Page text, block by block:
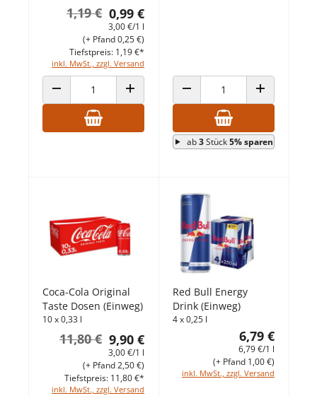
0,99 €
1,19 €
3,00 €/1 l
inkl. MwSt., zzgl. Versand
(+ Pfand 0,25 €)
Tiefstpreis: 1,19 €*
ANZAHL VERRINGERNANZAHL ERHÖHENANZAHL VERRINGERNANZAHL
ab3Stück5% sparen
Coca-Cola Original
Taste Dosen (Einweg)
10 x 0,33 l
9,90 €
11,80 €
3,00 €/1 l
inkl. MwSt., zzgl. Versand
(+ Pfand 2,50 €)
Tiefstpreis: 11,80 €*
Red Bull Energy
Drink (Einweg)
4 x 0,25 l
6,79 €
6,79 €/1 l
inkl. MwSt., zzgl. Versand
(+ Pfand 1,00 €)